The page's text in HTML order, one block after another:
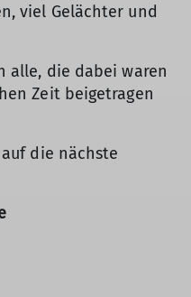
viel Gelächter und
alle, die dabei waren
Zeit beigetragen
die nächste